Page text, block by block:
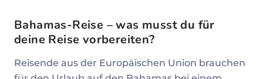
Bahamas-Reise – was musst du für
deine Reise vorbereiten?
Reisende aus der Europäischen Union brauchen